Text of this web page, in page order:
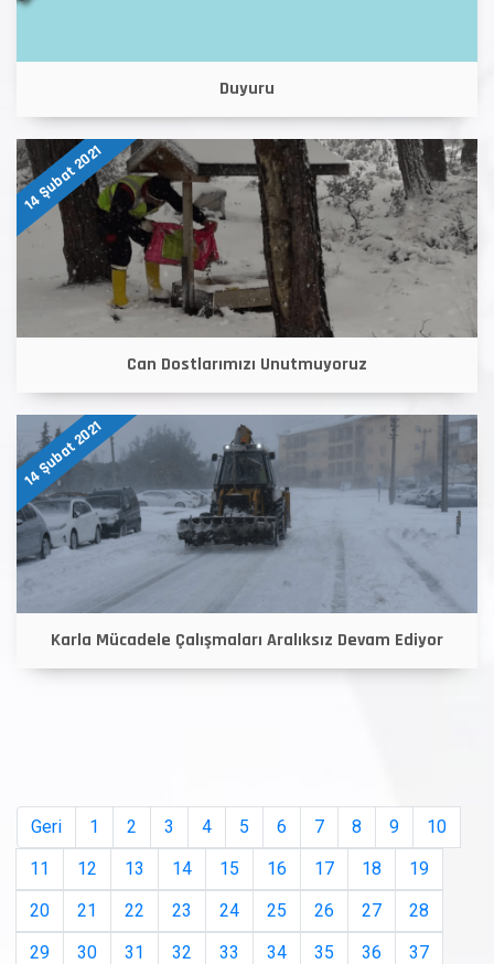
Duyuru
14 Şubat 2021
Can Dostlarımızı Unutmuyoruz
14 Şubat 2021
Karla Mücadele Çalışmaları Aralıksız Devam Ediyor
Geri 1 2 3 4 5 6 7 8 9
10
11
12 13 14 15 16 17 18
19
20
21 22 23 24 25 26 27
28
29
30 31 32 33 34 35 36
37